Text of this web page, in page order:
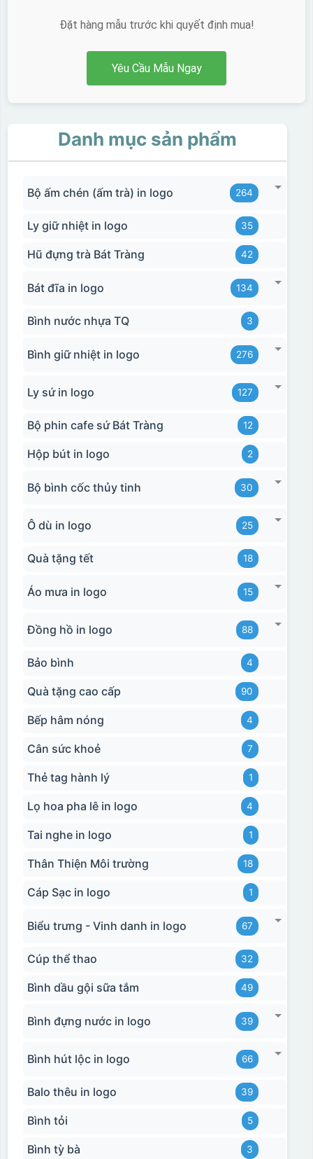
Hộp xi 2 cốc
Đặt hàng mẫu trước khi quyết định mua!
Yêu Cầu Mẫu Ngay
Danh mục sản phẩm
Bộ ấm chén (ấm trà) in logo 264
Ly giữ nhiệt in logo 35
Hũ đựng trà Bát Tràng 42
Bát đĩa in logo 134
Bình nước nhựa TQ 3
Bình giữ nhiệt in logo 276
Ly sứ in logo 127
Bộ phin cafe sứ Bát Tràng 12
Hộp bút in logo 2
Bộ bình cốc thủy tinh 30
Ô dù in logo 25
Quà tặng tết 18
Áo mưa in logo 15
Đồng hồ in logo 88
Bảo bình 4
Quà tặng cao cấp 90
Bếp hâm nóng 4
Cân sức khoẻ 7
Thẻ tag hành lý 1
Lọ hoa pha lê in logo 4
Tai nghe in logo 1
Thân Thiện Môi trường 18
Cáp Sạc in logo 1
Biểu trưng - Vinh danh in logo 67
Cúp thể thao 32
Bình dầu gội sữa tắm 49
Bình đựng nước in logo 39
Bình hút lộc in logo 66
Balo thêu in logo 39
Bình tỏi 5
Bình tỳ bà 3